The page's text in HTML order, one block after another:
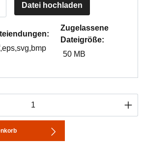
Datei hochladen
Zugelassene
Dateigröße:
50 MB
Gib den gewünschten